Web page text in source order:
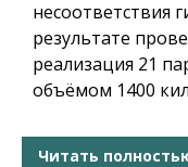
несоответствия
результате
реализация 21
объёмом 1400
Читать